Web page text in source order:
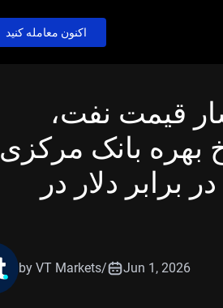
اکنون معامله کنید
قیمت نفت،
بهره بانک مرکزی
برابر دلار در
by VT Markets/ Jun 1, 2026